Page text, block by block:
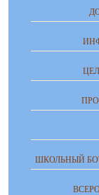
ШКОЛЬНЫЙ